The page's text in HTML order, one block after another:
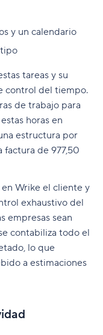
y un calendario
tareas y su
control del tiempo.
de trabajo para
horas en
estructura por
factura de 977,50
Wrike el cliente y
exhaustivo del
empresas sean
contabiliza todo el
lo que
a estimaciones